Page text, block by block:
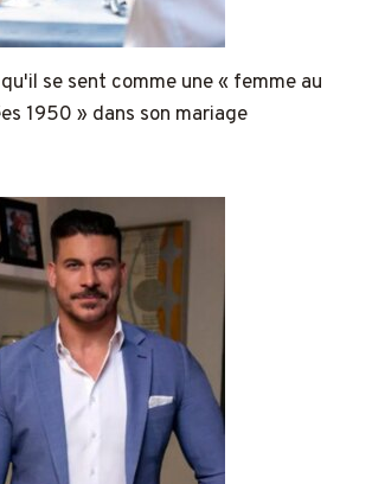
se sent comme une « femme au
1950 » dans son mariage